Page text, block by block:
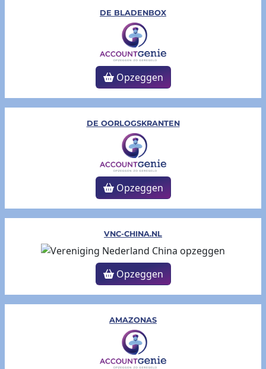
DE BLADENBOX
Opzeggen
DE OORLOGSKRANTEN
Opzeggen
VNC-CHINA.NL
Opzeggen
AMAZONAS